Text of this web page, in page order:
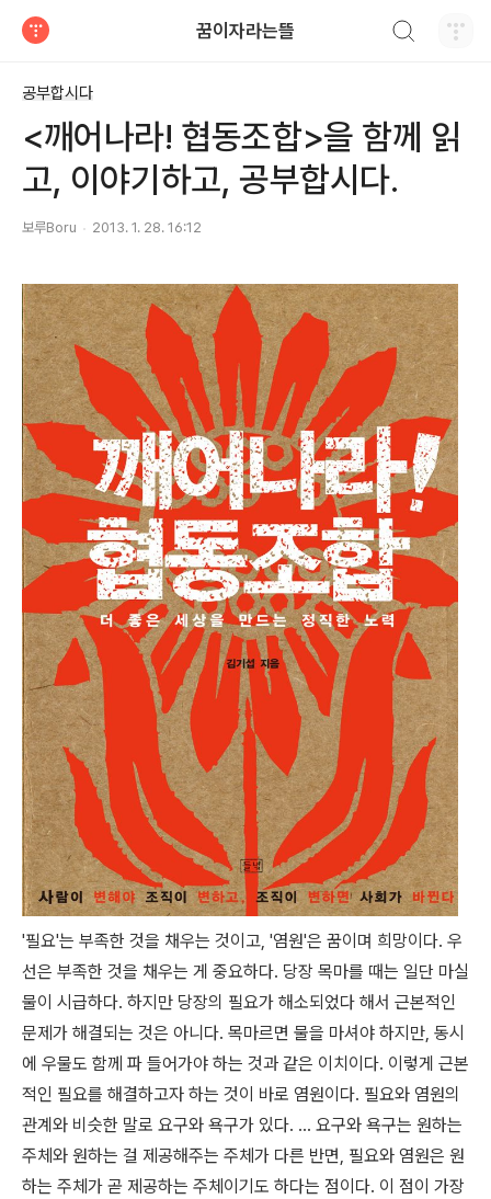
꿈이자라는뜰
공부합시다
<깨어나라! 협동조합>을 함께 읽
고, 이야기하고, 공부합시다.
보루Boru 2013. 1. 28. 16:12
'필요'는 부족한 것을 채우는 것이고, '염원'은 꿈이며 희망이다. 우
선은 부족한 것을 채우는 게 중요하다. 당장 목마를 때는 일단 마실
물이 시급하다. 하지만 당장의 필요가 해소되었다 해서 근본적인
문제가 해결되는 것은 아니다. 목마르면 물을 마셔야 하지만, 동시
에 우물도 함께 파 들어가야 하는 것과 같은 이치이다. 이렇게 근본
적인 필요를 해결하고자 하는 것이 바로 염원이다. 필요와 염원의
관계와 비슷한 말로 요구와 욕구가 있다. ... 요구와 욕구는 원하는
주체와 원하는 걸 제공해주는 주체가 다른 반면, 필요와 염원은 원
하는 주체가 곧 제공하는 주체이기도 하다는 점이다. 이 점이 가장